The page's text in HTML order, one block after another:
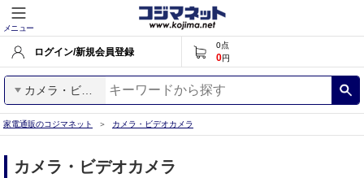
メニュー
ログイン/新規会員登録
0点
0円
カメラ・ビデオカメラ
家電通販のコジマネット カメラ・ビデオカメラ
カメラ・ビデオカメラ